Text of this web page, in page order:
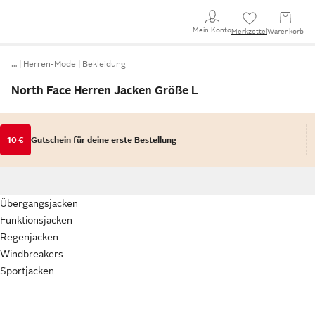
Mein KontoMerkzettel Warenkorb
… Herren-Mode Bekleidung
North Face Herren Jacken Größe L
10 € Gutschein für deine erste Bestellung
Übergangsjacken
Funktionsjacken
Regenjacken
Windbreakers
Sportjacken